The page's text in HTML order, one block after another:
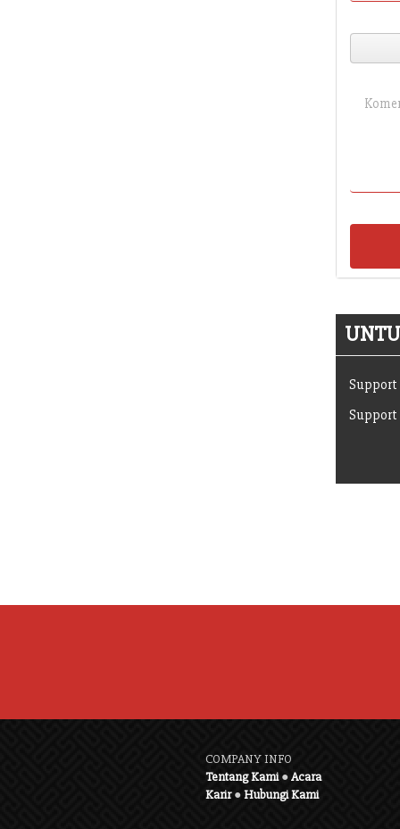
Support
Support
COMPANY INFO
Tentang Kami●Acara
Karir●Hubungi Kami